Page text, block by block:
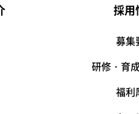
採用
募集
研修・育
福利